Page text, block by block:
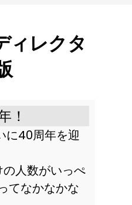
ィレクタ
！
に40周年を迎
数がいっぺ
てなかなかな